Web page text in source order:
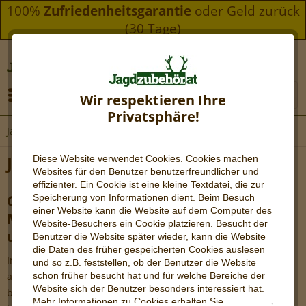
100% Zufriedenheitsgarantie oder Geld zurück
(30 Tage)
Wir respektieren Ihre
Privatsphäre!
Diese Website verwendet Cookies. Cookies machen
Websites für den Benutzer benutzerfreundlicher und
effizienter. Ein Cookie ist eine kleine Textdatei, die zur
Speicherung von Informationen dient. Beim Besuch
einer Website kann die Website auf dem Computer des
Website-Besuchers ein Cookie platzieren. Besucht der
Benutzer die Website später wieder, kann die Website
die Daten des früher gespeicherten Cookies auslesen
und so z.B. feststellen, ob der Benutzer die Website
schon früher besucht hat und für welche Bereiche der
Website sich der Benutzer besonders interessiert hat.
Mehr Informationen zu Cookies erhalten Sie
Jagdzubehör Shop Attergau
Jagdzubehör Shop Attergau
Große Auswahl an Zielfernrohren,
Montagen, Jagdrucksäcken, Ferngläsern
uvm.
Im Jagdzubehör-Shop Attergau finden Jägerinnen und Jäger
alles, was sie für eine erfolgreiche und sichere Zeit im Revier
benötigen. Unser Sortiment umfasst eine breite Auswahl an